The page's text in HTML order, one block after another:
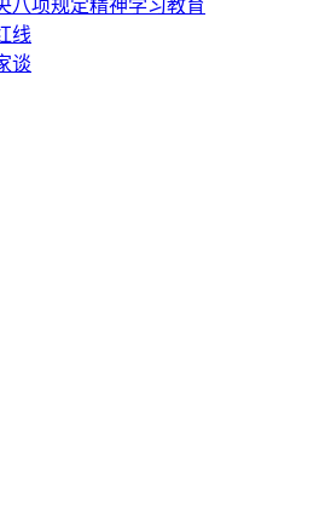
八项规定精神学习教育
线
谈